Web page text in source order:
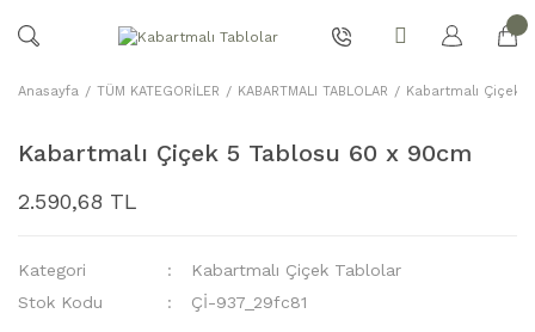
Anasayfa TÜM KATEGORİLER KABARTMALI TABLOLAR Kabartmalı Çiçek
Kabartmalı Çiçek 5 Tablosu 60 x 90cm
2.590,68 TL
Kategori
Kabartmalı Çiçek Tablolar
Stok Kodu
Çİ-937_29fc81